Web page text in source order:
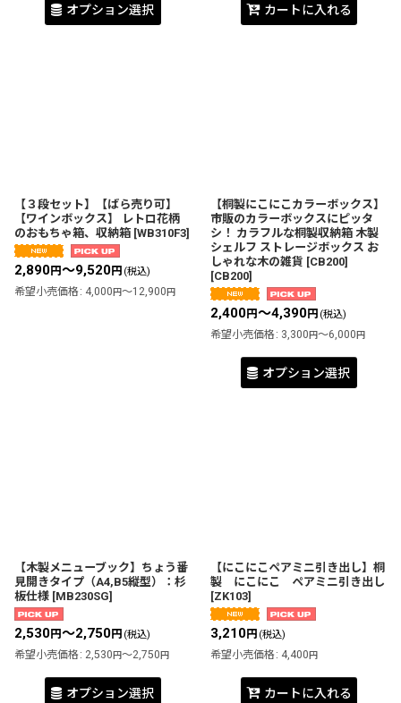
オプション選択 カートに入れる
【３段セット】【ばら売り可】
【ワインボックス】 レトロ花柄
のおもちゃ箱、収納箱 [WB310F3]
2,890円～9,520円 (税込)
希望小売価格 : 4,000円～12,900円
【桐製にこにこカラーボックス】
市販のカラーボックスにピッタ
シ！ カラフルな桐製収納箱 木製
シェルフ ストレージボックス お
しゃれな木の雑貨 [CB200]
[CB200]
2,400円～4,390円 (税込)
希望小売価格 : 3,300円～6,000円
オプション選択
【木製メニューブック】ちょう番
見開きタイプ（A4,B5縦型）：杉
板仕様 [MB230SG]
2,530円～2,750円 (税込)
希望小売価格 : 2,530円～2,750円
オプション選択
【にこにこペアミニ引き出し】桐
製 にこにこ ペアミニ引き出し
[ZK103]
3,210円 (税込)
希望小売価格 : 4,400円
カートに入れる